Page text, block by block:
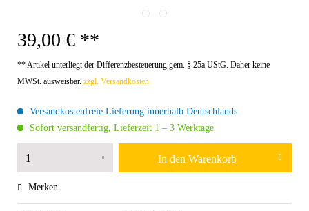
39,00 € **
** Artikel unterliegt der Differenzbesteuerung gem. § 25a UStG. Daher keine
MWSt. ausweisbar. zzgl. Versandkosten
Versandkostenfreie Lieferung innerhalb Deutschlands
Sofort versandfertig, Lieferzeit 1 – 3 Werktage
In den Warenkorb
Merken